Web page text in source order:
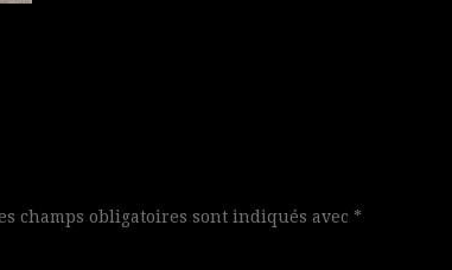
champs obligatoires sont indiqués avec *